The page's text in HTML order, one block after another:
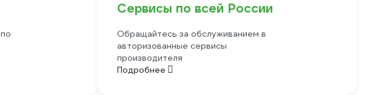
Сервисы по всей России
Обращайтесь за обслуживанием в
авторизованные сервисы
производителя
Подробнее